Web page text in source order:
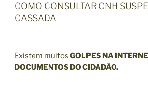
COMO CONSULTAR CNH
CASSADA
Existem muitos GOLPES NA
DOCUMENTOS DO CIDADÃO.